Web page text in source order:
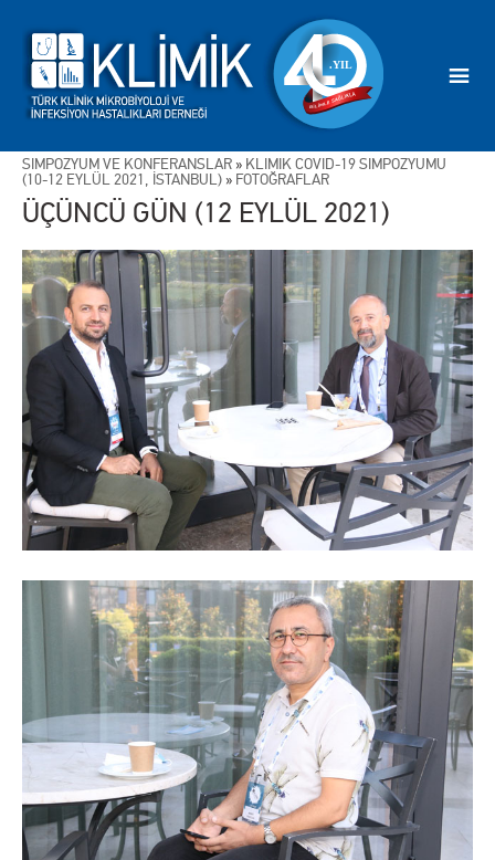
SİMPOZYUM VE KONFERANSLAR » KLİMİK COVID-19 SİMPOZYUMU
(10-12 EYLÜL 2021, İSTANBUL) » FOTOĞRAFLAR
ÜÇÜNCÜ GÜN (12 EYLÜL 2021)